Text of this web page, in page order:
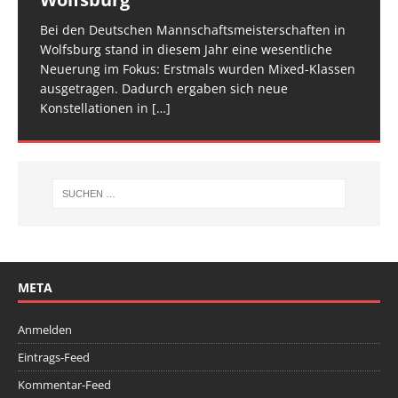
Bei den Deutschen Mannschaftsmeisterschaften in
Wolfsburg stand in diesem Jahr eine wesentliche
Neuerung im Fokus: Erstmals wurden Mixed-Klassen
ausgetragen. Dadurch ergaben sich neue
Konstellationen in […]
den Athletinnen und Athleten mehr Raum zu geben.
[…]
[…]
Am vergangenen Wochenende traf sich die deutsche
Spitze im Trampolinturnen in Biberach an der Riß
(Baden-Württemberg) zu einem hochkarätigen
Wettkampfwochenende: Am Samstag standen die
Deutschen[…]
META
Anmelden
Eintrags-Feed
Kommentar-Feed